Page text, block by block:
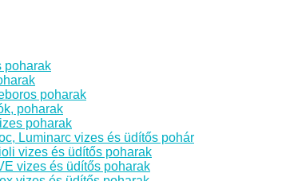
poharak
poharak
poharak
poharak
Luminarc vizes és üdítős pohár
vizes és üdítős poharak
vizes és üdítős poharak